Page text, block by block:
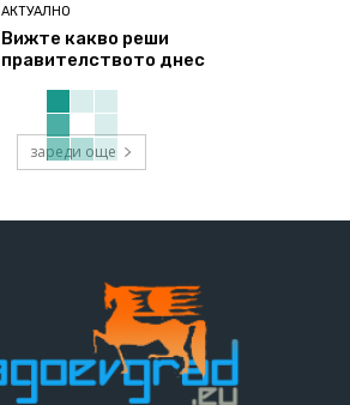
АКТУАЛНО
Вижте какво реши
правителството днес
зареди още